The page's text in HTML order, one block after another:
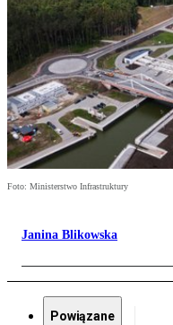
Foto: Ministerstwo Infrastruktury
Janina Blikowska
Powiązane